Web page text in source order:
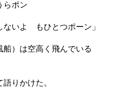
らポン
いよ もひとつポーン」
船）は空高く飛んでいる
りかけた。